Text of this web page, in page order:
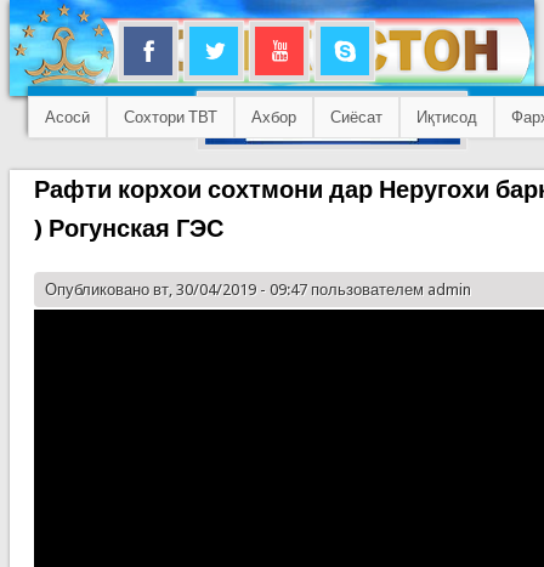
Асосӣ Сохтори ТВТ Ахбор Сиёсат Иқтисод
Рафти корхои сохтмони дар Неругохи
) Рогунская ГЭС
Опубликовано вт, 30/04/2019 - 09:47 пользователем admin